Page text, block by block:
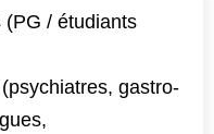
(PG / étudiants
gastro-